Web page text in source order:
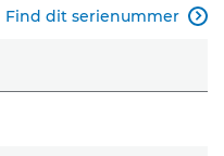
Find dit serienummer 